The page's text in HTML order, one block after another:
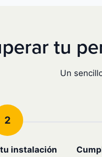
tu
Un
2
instalación